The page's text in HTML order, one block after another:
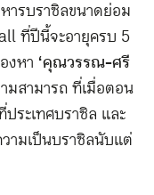
ารบราซิลขนาดย่อม
ที่ปีนี้จะอายุครบ 5
งหา ‘คุณวรรณ-ศรี
มสามารถ ที่เมื่อตอน
ระเทศบราซิล และ
ามเป็นบราซิลนับแต่